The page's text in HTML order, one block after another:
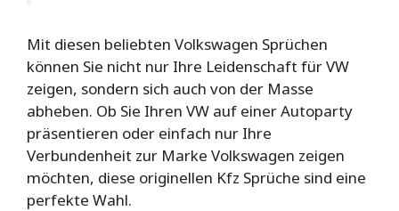
Mit diesen beliebten Volkswagen Sprüchen
können Sie nicht nur Ihre Leidenschaft für VW
zeigen, sondern sich auch von der Masse
abheben. Ob Sie Ihren VW auf einer Autoparty
präsentieren oder einfach nur Ihre
Verbundenheit zur Marke Volkswagen zeigen
möchten, diese originellen Kfz Sprüche sind eine
perfekte Wahl.